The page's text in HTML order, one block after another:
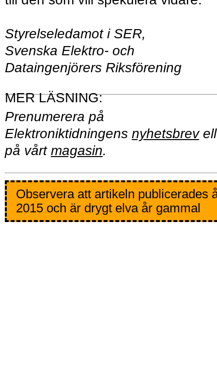
Styrelseledamot i SER,
Svenska Elektro- och
Dataingenjörers Riksförening
Prenumerera på
Elektroniktidningens nyhetsbrev
på vårt magasin.
Observera att artikeln publicerades
2015 och är drygt elva år gammal